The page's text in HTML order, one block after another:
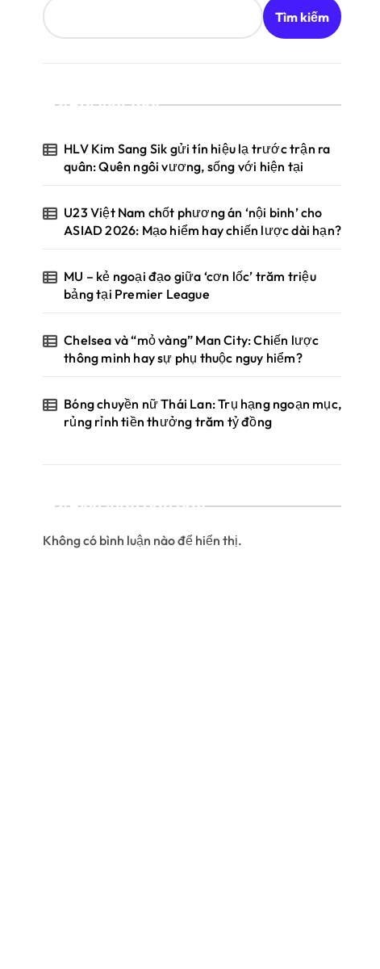
Tìm kiếm
Bài viết mới
HLV Kim Sang Sik gửi tín hiệu lạ trước trận ra
quân: Quên ngôi vương, sống với hiện tại
U23 Việt Nam chốt phương án ‘nội binh’ cho
ASIAD 2026: Mạo hiểm hay chiến lược dài hạn?
MU – kẻ ngoại đạo giữa ‘cơn lốc’ trăm triệu
bảng tại Premier League
Chelsea và “mỏ vàng” Man City: Chiến lược
thông minh hay sự phụ thuộc nguy hiểm?
Bóng chuyền nữ Thái Lan: Trụ hạng ngoạn mục,
rủng rỉnh tiền thưởng trăm tỷ đồng
Bình luận gần đây
Không có bình luận nào để hiển thị.